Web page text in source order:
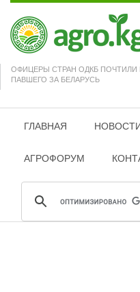
ОФИЦЕРЫ СТРАН ОДКБ
ПАВШЕГО ЗА БЕЛАРУСЬ
ГЛАВНАЯ
АГРОФОРУМ